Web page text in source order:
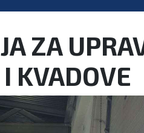
ZA
KVADOVE